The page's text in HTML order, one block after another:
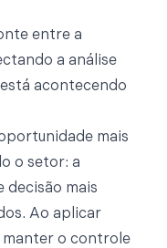
entre a
a análise
acontecendo
mais
o setor: a
decisão mais
Ao aplicar
manter o controle